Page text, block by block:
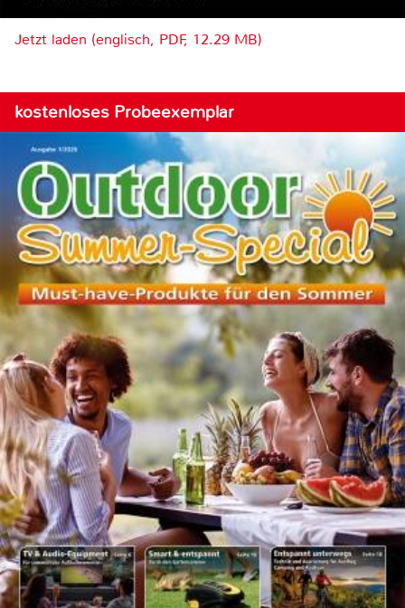
Jetzt laden (englisch, PDF, 12.29 MB)
kostenloses Probeexemplar